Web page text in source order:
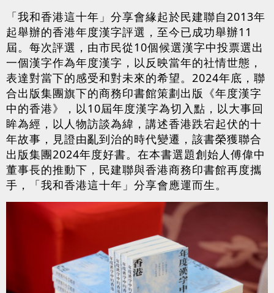
「我和香港這十年」分享會緣起於民建聯自2013年
起舉辦的香港年度漢字評選，至今已成功舉辦11
屆。每次評選，由市民從10個候選漢字中投票選出
一個漢字作為年度漢字，以反映當年的社情世態，
表達對當下的感受和對未來的希望。2024年底，聯
合出版集團旗下的商務印書館策劃出版《年度漢字
中的香港》，以10屆年度漢字為切入點，以大事回
眸為經，以人物訪談為緯，講述香港跌宕起伏的十
年故事，見證由亂到治的時代變遷，該書榮獲聯合
出版集團2024年度好書。在本書選題創始人傅偉中
董事長的推動下，民建聯與香港商務印書館再度攜
手，「我和香港這十年」分享會應運而生。